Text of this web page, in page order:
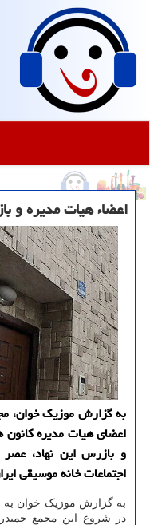
اعضاء هیات مدیره و
به گزارش موزیک خوان،
اعضای هیات مدیره کانون
و بازرس این نهاد،
اجتماعات خانه موسیقی
به گزارش موزیک خوان به
در شروع این مجمع